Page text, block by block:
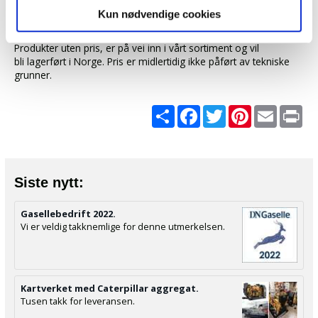
eller som de har samlet inn gjennom din bruk av
tjenestene deres.
Kun nødvendige cookies
Produkter uten pris, er på vei inn i vårt sortiment og vil
bli lagerført i Norge. Pris er midlertidig ikke påført av tekniske
grunner.
ShareFacebook
TwitterPinterest
Email
Siste nytt:
Gasellebedrift 2022.
Vi er veldig takknemlige for denne utmerkelsen.
Kartverket med Caterpillar aggregat.
Tusen takk for leveransen.